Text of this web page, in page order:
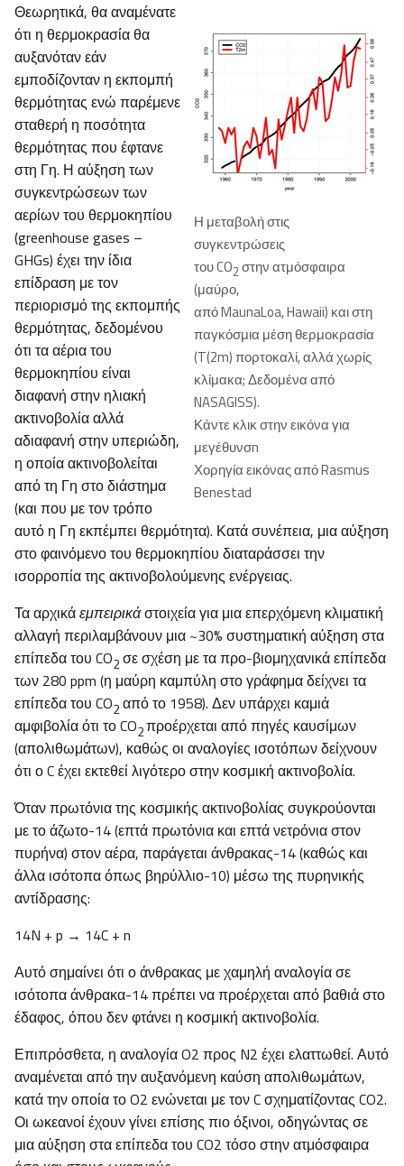
Η μεταβολή στις
συγκεντρώσεις
του CO2στην ατμόσφαιρα
(μαύρο,
από MaunaLoa, Hawaii) και στη
παγκόσμια μέση θερμοκρασία
(T(2m) πορτοκαλί, αλλά χωρίς
κλίμακα; Δεδομένα από
NASAGISS).
Κάντε κλικ στην εικόνα για
μεγέθυνσn
Χορηγία εικόνας από Rasmus
Benestad
Θεωρητικά, θα αναμένατε
ότι η θερμοκρασία θα
αυξανόταν εάν
εμποδίζονταν η εκπομπή
θερμότητας ενώ παρέμενε
σταθερή η ποσότητα
θερμότητας που έφτανε
στη Γη. Η αύξηση των
συγκεντρώσεων των
αερίων του θερμοκηπίου
(greenhouse gases –
GHGs) έχει την ίδια
επίδραση με τον
περιορισμό της εκπομπής
θερμότητας, δεδομένου
ότι τα αέρια του
θερμοκηπίου είναι
διαφανή στην ηλιακή
ακτινοβολία αλλά
αδιαφανή στην υπεριώδη,
η οποία ακτινοβολείται
από τη Γη στο διάστημα
(και που με τον τρόπο
αυτό η Γη εκπέμπει θερμότητα). Κατά συνέπεια, μια αύξηση
στο φαινόμενο του θερμοκηπίου διαταράσσει την
ισορροπία της ακτινοβολούμενης ενέργειας.
Τα αρχικάεμπειρικάστοιχεία για μια επερχόμενη κλιματική
αλλαγή περιλαμβάνουν μια ~30% συστηματική αύξηση στα
επίπεδα του CO2 σε σχέση με τα προ-βιομηχανικά επίπεδα
των 280 ppm (η μαύρη καμπύλη στο γράφημα δείχνει τα
επίπεδα του CO2 από το 1958). Δεν υπάρχει καμιά
αμφιβολία ότι το CO2προέρχεται από πηγές καυσίμων
(απολιθωμάτων), καθώς οι αναλογίες ισοτόπων δείχνουν
ότι ο C έχει εκτεθεί λιγότερο στην κοσμική ακτινοβολία.
Όταν πρωτόνια της κοσμικής ακτινοβολίας συγκρούονται
με το άζωτο-14 (επτά πρωτόνια και επτά νετρόνια στον
πυρήνα) στον αέρα, παράγεται άνθρακας-14 (καθώς και
άλλα ισότοπα όπως βηρύλλιο-10) μέσω της πυρηνικής
αντίδρασης:
14N + p → 14C + n
Αυτό σημαίνει ότι ο άνθρακας με χαμηλή αναλογία σε
ισότοπα άνθρακα-14 πρέπει να προέρχεται από βαθιά στο
έδαφος, όπου δεν φτάνει η κοσμική ακτινοβολία.
Επιπρόσθετα, η αναλογία O2 προς N2 έχει ελαττωθεί. Αυτό
αναμένεται από την αυξανόμενη καύση απολιθωμάτων,
κατά την οποία το O2 ενώνεται με τον C σχηματίζοντας CO2.
Οι ωκεανοί έχουν γίνει επίσης πιο όξινοι, οδηγώντας σε
μια αύξηση στα επίπεδα του CO2 τόσο στην ατμόσφαιρα